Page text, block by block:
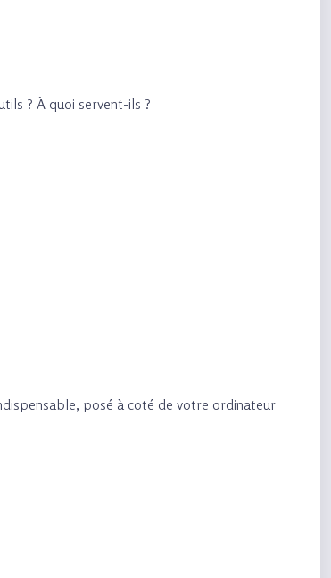
? À quoi servent-ils ?
posé à coté de votre ordinateur